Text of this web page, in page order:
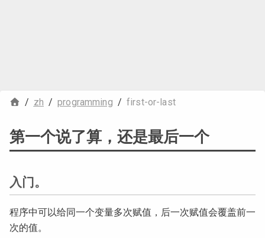
/ zh / programming / first-or-last
第一个说了算，还是最后一个
入门。
程序中可以给同一个变量多次赋值，后一次赋值会覆盖前一
次的值。